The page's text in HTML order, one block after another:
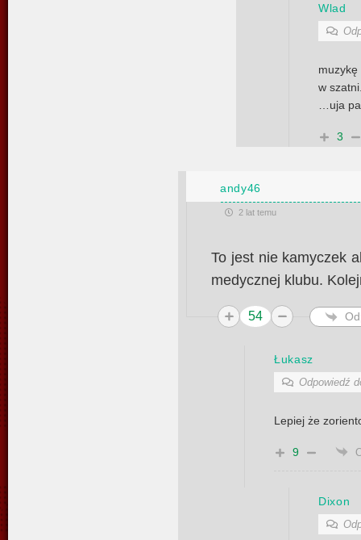
Wlad
w
…uja
3
andy46
2 lat temu
To jest nie kamyczek
medycznej klubu.
54
Łukasz
Odpowiedź
Lepiej że
9
Dixon